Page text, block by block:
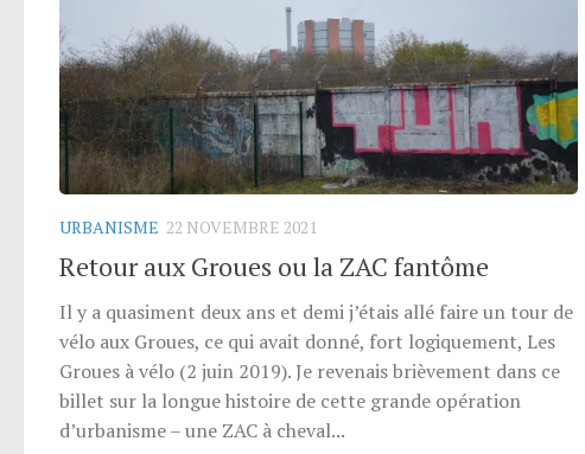
URBANISME 22 NOVEMBRE 2021
Retour aux Groues ou la ZAC fantôme
Il y a quasiment deux ans et demi j’étais allé faire un tour de
vélo aux Groues, ce qui avait donné, fort logiquement, Les
Groues à vélo (2 juin 2019). Je revenais brièvement dans ce
billet sur la longue histoire de cette grande opération
d’urbanisme – une ZAC à cheval...